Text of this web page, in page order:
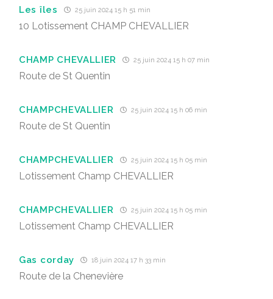
Les îles 25 juin 2024 15 h 51 min
10 Lotissement CHAMP CHEVALLIER
CHAMP CHEVALLIER 25 juin 2024 15 h 07 min
Route de St Quentin
CHAMPCHEVALLIER 25 juin 2024 15 h 06 min
Route de St Quentin
CHAMPCHEVALLIER 25 juin 2024 15 h 05 min
Lotissement Champ CHEVALLIER
CHAMPCHEVALLIER 25 juin 2024 15 h 05 min
Lotissement Champ CHEVALLIER
Gas corday 18 juin 2024 17 h 33 min
Route de la Chenevière